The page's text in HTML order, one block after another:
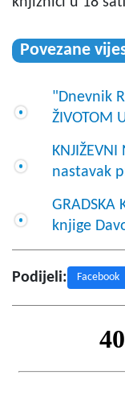
Povezane
"Dnevnik
ŽIVOTOM
nastavak
GRADSKA
knjige
Podijeli: Facebook